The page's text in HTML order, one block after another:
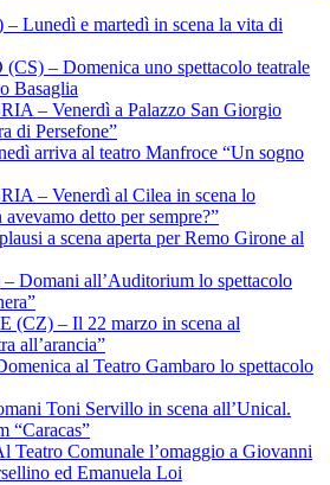
Lunedì e martedì in scena la vita di
– Domenica uno spettacolo teatrale
Basaglia
– Venerdì a Palazzo San Giorgio
di Persefone”
arriva al teatro Manfroce “Un sogno
– Venerdì al Cilea in scena lo
detto per sempre?”
a scena aperta per Remo Girone al
Domani all’Auditorium lo spettacolo
– Il 22 marzo in scena al
all’arancia”
al Teatro Gambaro lo spettacolo
Toni Servillo in scena all’Unical.
“Caracas”
Comunale l’omaggio a Giovanni
ed Emanuela Loi